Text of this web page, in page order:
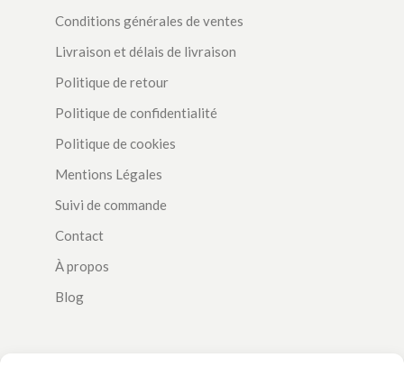
Conditions générales de ventes
Livraison et délais de livraison
Politique de retour
Politique de confidentialité
Politique de cookies
Mentions Légales
Suivi de commande
Contact
À propos
Blog